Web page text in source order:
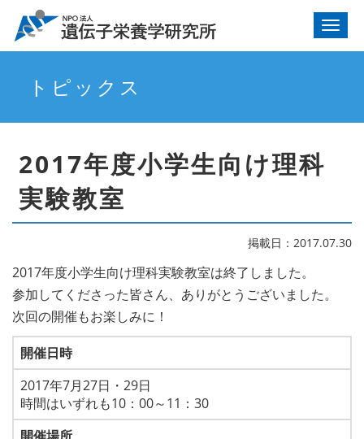
トピックス
2017年度小学生向け理科
実験教室
掲載日：2017.07.30
2017年度小学生向け理科実験教室は終了しました。
参加してくださった皆さん、ありがとうございました。
次回の開催もお楽しみに！
開催日時
2017年7月27日・29日
時間はいずれも10：00～11：30